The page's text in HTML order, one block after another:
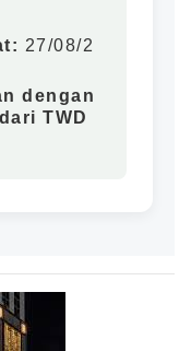
27/08/2
dengan
TWD